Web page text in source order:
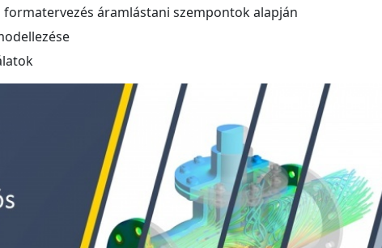
formatervezés áramlástani szempontok alapján